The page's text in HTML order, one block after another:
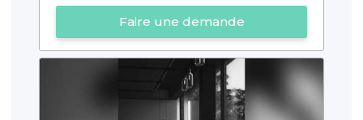
Faire une demande